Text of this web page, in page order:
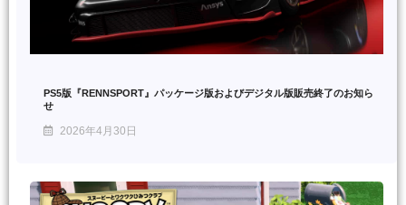
PS5版『RENNSPORT』パッケージ版およびデジタル版販売終了のお知ら
せ
2026年4月30日